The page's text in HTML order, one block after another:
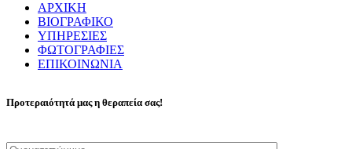
ΑΡΧΙΚΗ
ΒΙΟΓΡΑΦΙΚΟ
ΥΠΗΡΕΣΙΕΣ
ΦΩΤΟΓΡΑΦΙΕΣ
ΕΠΙΚΟΙΝΩΝΙΑ
Προτεραιότητά μας η θεραπεία σας!